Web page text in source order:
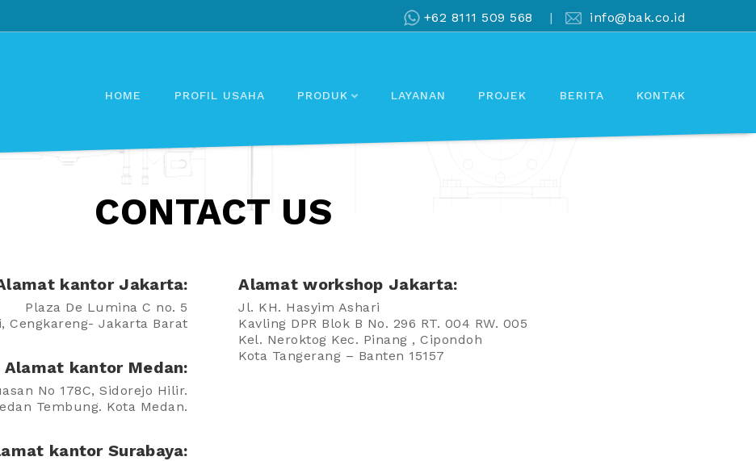
+62 8111 509 568 | info@bak.co.id
HOME PROFIL USAHA PRODUK LAYANAN PROJEK BERITA KONTAK
CONTACT US
kantor Jakarta:
Plaza De Lumina C no. 5
Cengkareng- Jakarta Barat
Alamat kantor Medan:
No 178C, Sidorejo Hilir.
Tembung. Kota Medan.
kantor Surabaya:
Alamat workshop Jakarta:
Jl. KH. Hasyim Ashari
Kavling DPR Blok B No. 296 RT. 004 RW. 005
Kel. Neroktog Kec. Pinang , Cipondoh
Kota Tangerang – Banten 15157